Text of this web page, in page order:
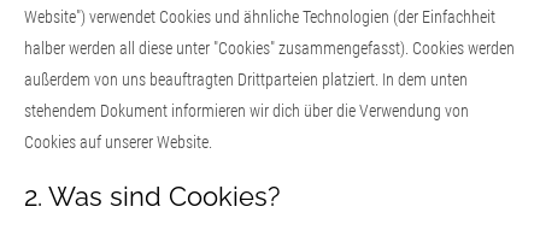
Website") verwendet Cookies und ähnliche Technologien (der Einfachheit
halber werden all diese unter "Cookies" zusammengefasst). Cookies werden
außerdem von uns beauftragten Drittparteien platziert. In dem unten
stehendem Dokument informieren wir dich über die Verwendung von
Cookies auf unserer Website.
2. Was sind Cookies?